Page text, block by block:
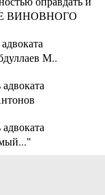
НЕ ВИНОВНОГО
М..